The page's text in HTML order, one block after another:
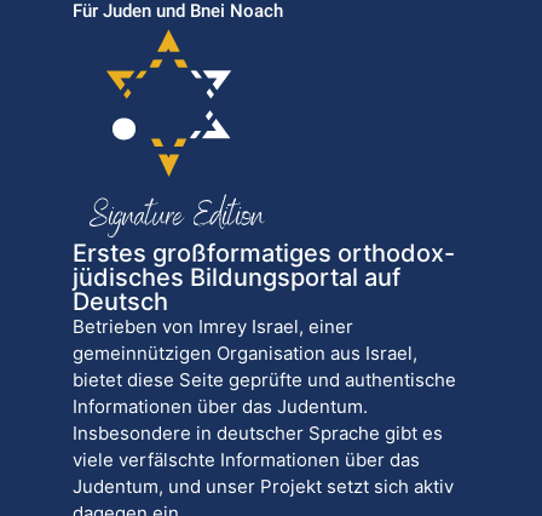
Für Juden und Bnei Noach
Erstes großformatiges orthodox-
jüdisches Bildungsportal auf
Deutsch
Betrieben von Imrey Israel, einer
gemeinnützigen Organisation aus Israel,
bietet diese Seite geprüfte und authentische
Informationen über das Judentum.
Insbesondere in deutscher Sprache gibt es
viele verfälschte Informationen über das
Judentum, und unser Projekt setzt sich aktiv